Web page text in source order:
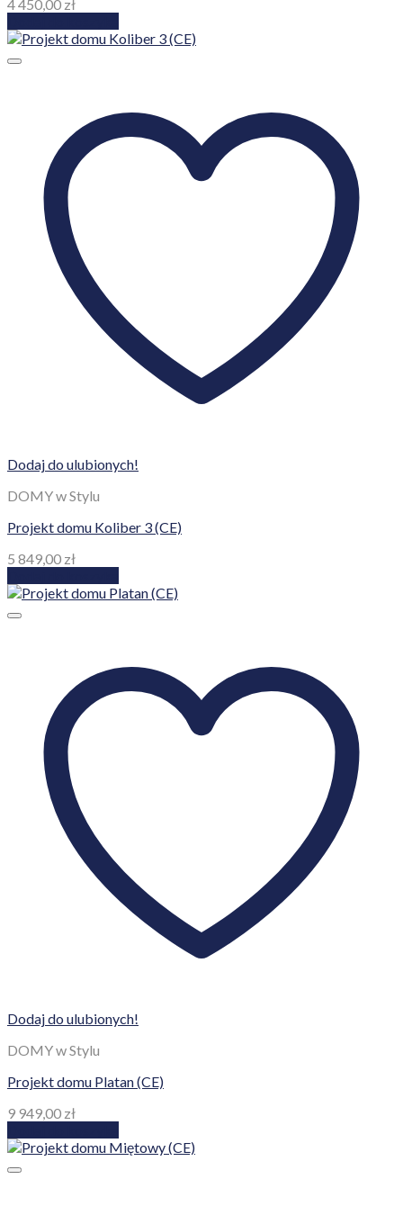
4 450,00 zł
Dodaj do ulubionych!
DOMY w Stylu
Projekt domu Koliber 3 (CE)
5 849,00 zł
Dodaj do ulubionych!
DOMY w Stylu
Projekt domu Platan (CE)
9 949,00 zł